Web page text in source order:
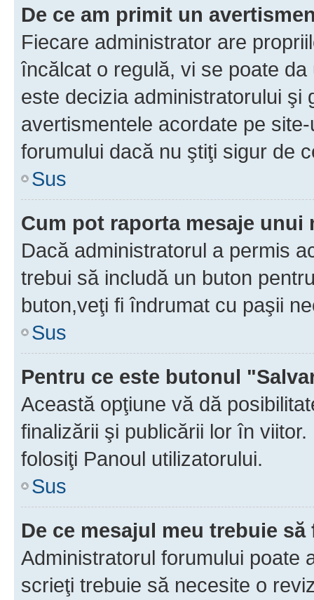
De ce am primit un
Fiecare administrator are
încălcat o regulă, vi se poate
este decizia administratorului şi
avertismentele acordate pe
forumului dacă nu ştiţi sigur de
Sus
Cum pot raporta mesaje unui
Dacă administratorul a permis
trebui să includă un buton
buton,veţi fi îndrumat cu paşii
Sus
Pentru ce este butonul
Această opţiune vă dă
finalizării şi publicării lor în
folosiţi Panoul utilizatorului.
Sus
De ce mesajul meu trebuie
Administratorul forumului poate
scrieţi trebuie să necesite o